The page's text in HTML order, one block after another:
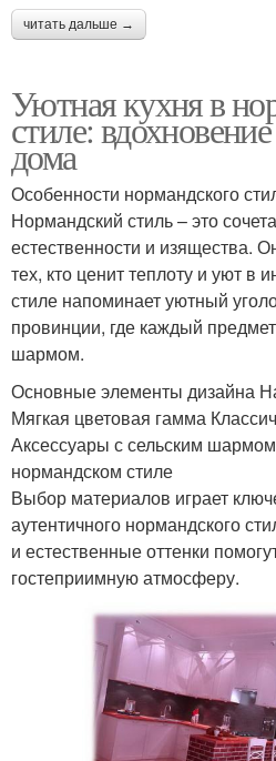
читать дальше →
Уютная кухня в
стиле:
дома
Особенности нормандского
Нормандский стиль – это
естественности и изящества.
тех, кто ценит теплоту и уют в
стиле напоминает уютный
провинции, где каждый
шармом.
Основные элементы дизайна
Мягкая цветовая гамма
Аксессуары с сельским
нормандском стиле
Выбор материалов играет
аутентичного нормандского
и естественные оттенки
гостеприимную атмосферу.